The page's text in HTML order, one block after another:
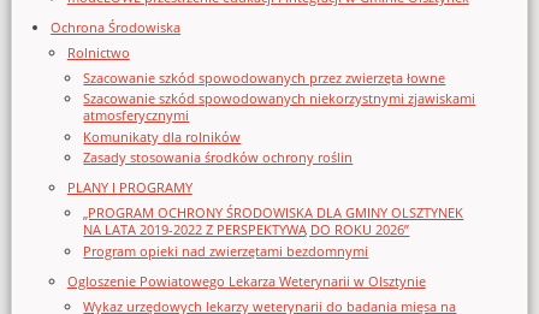
Ochrona Środowiska
Rolnictwo
Szacowanie szkód spowodowanych przez zwierzęta łowne
Szacowanie szkód spowodowanych niekorzystnymi zjawiskami
atmosferycznymi
Komunikaty dla rolników
Zasady stosowania środków ochrony roślin
PLANY I PROGRAMY
„PROGRAM OCHRONY ŚRODOWISKA DLA GMINY OLSZTYNEK
NA LATA 2019-2022 Z PERSPEKTYWĄ DO ROKU 2026”
Program opieki nad zwierzętami bezdomnymi
Ogloszenie Powiatowego Lekarza Weterynarii w Olsztynie
Wykaz urzędowych lekarzy weterynarii do badania mięsa na